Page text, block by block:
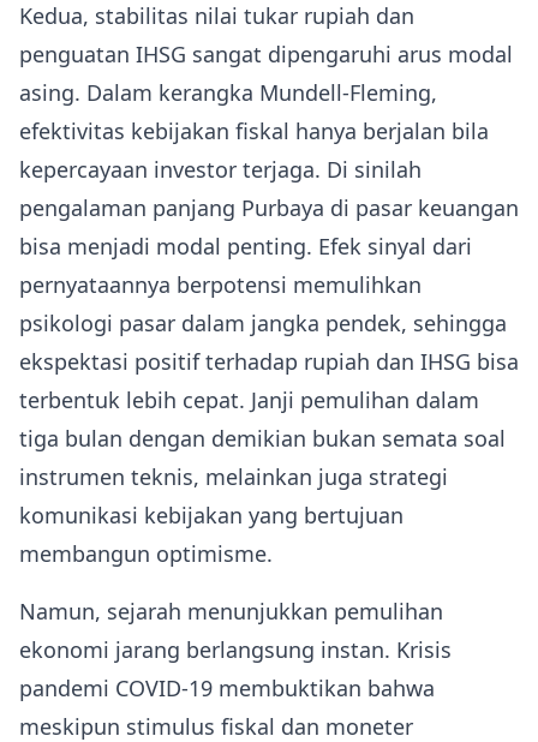
Kedua, stabilitas nilai tukar rupiah dan
penguatan IHSG sangat dipengaruhi arus modal
asing. Dalam kerangka Mundell-Fleming,
efektivitas kebijakan fiskal hanya berjalan bila
kepercayaan investor terjaga. Di sinilah
pengalaman panjang Purbaya di pasar keuangan
bisa menjadi modal penting. Efek sinyal dari
pernyataannya berpotensi memulihkan
psikologi pasar dalam jangka pendek, sehingga
ekspektasi positif terhadap rupiah dan IHSG bisa
terbentuk lebih cepat. Janji pemulihan dalam
tiga bulan dengan demikian bukan semata soal
instrumen teknis, melainkan juga strategi
komunikasi kebijakan yang bertujuan
membangun optimisme.
Namun, sejarah menunjukkan pemulihan
ekonomi jarang berlangsung instan. Krisis
pandemi COVID-19 membuktikan bahwa
meskipun stimulus fiskal dan moneter